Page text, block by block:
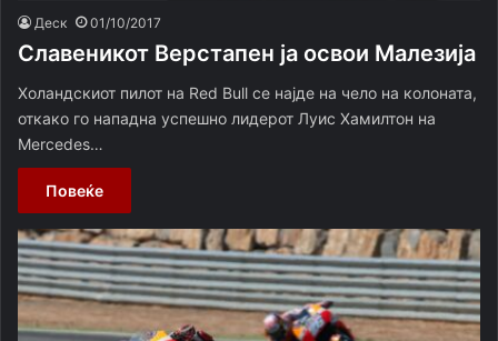
Деск 01/10/2017
Славеникот Верстапен ја освои Малезија
Холандскиот пилот на Red Bull се најде на чело на колоната,
откако го нападна успешно лидерот Луис Хамилтон на
Mercedes…
Повеќе